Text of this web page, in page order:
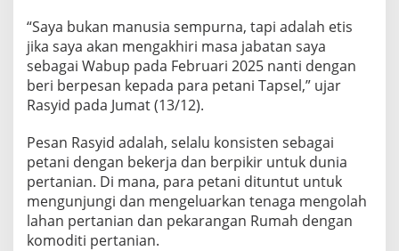
“Saya bukan manusia sempurna, tapi adalah etis
jika saya akan mengakhiri masa jabatan saya
sebagai Wabup pada Februari 2025 nanti dengan
beri berpesan kepada para petani Tapsel,” ujar
Rasyid pada Jumat (13/12).
Pesan Rasyid adalah, selalu konsisten sebagai
petani dengan bekerja dan berpikir untuk dunia
pertanian. Di mana, para petani dituntut untuk
mengunjungi dan mengeluarkan tenaga mengolah
lahan pertanian dan pekarangan Rumah dengan
komoditi pertanian.